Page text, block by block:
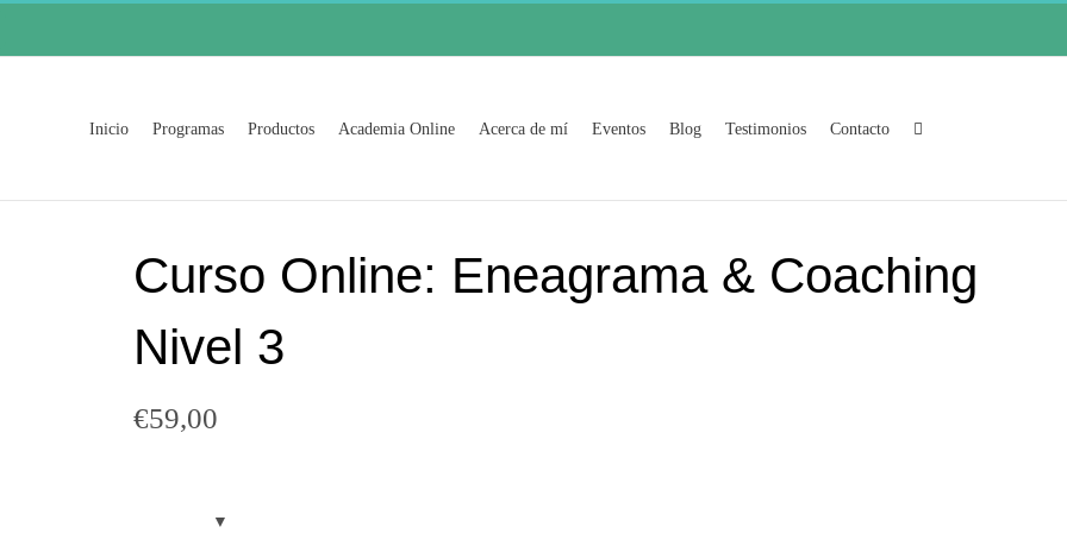
Buscar:
Inicio Programas Productos Academia Online Acerca de mí Eventos Blog Testimonios Contacto
Eneagrama & Coaching Nivel 3
Curso Online: Eneagrama & Coaching
Nivel 3
€59,00